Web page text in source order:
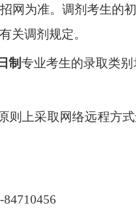
网为准。调剂考生的
关调剂规定。
制专业考生的录取类别
则上采取网络远程方
84710456